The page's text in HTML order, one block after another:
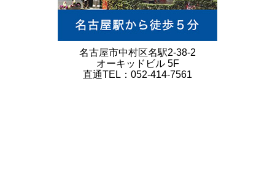
名古屋市中村区名駅2-38-2
オーキッドビル 5F
直通TEL：052-414-7561